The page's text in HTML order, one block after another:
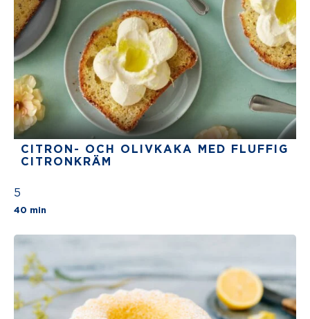
CITRON- OCH OLIVKAKA MED FLUFFIG
CITRONKRÄM
5
40 min